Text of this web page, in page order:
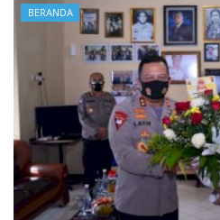
BERANDA